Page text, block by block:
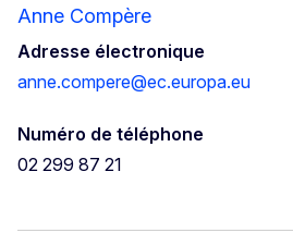
Anne Compère
Adresse électronique
anne.compere@ec.europa.eu
Numéro de téléphone
02 299 87 21